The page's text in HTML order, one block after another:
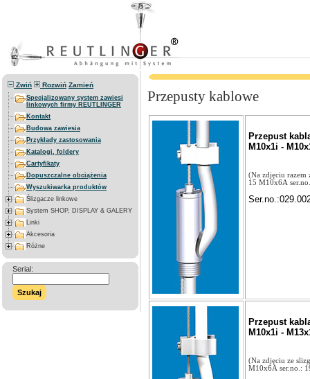
Zwiń Rozwiń Zamień
Specjalizowany system zawiesi
linkowych firmy REUTLINGER
Kontakt
Budowa zawiesia
Przykłady zastosowania
Katalogi, foldery
Cartyfikaty
Dopuszczalne obciążenia
Wyszukiwarka produktów
Ślizgacze linkowe
System SHOP, DISPLAY & GALERY
Linki
Akcesoria
Różne
Serial:
Szukaj
Przepusty kablowe
Przepust
M10x1i -
(Na zdjęciu razem
15 M10x6A
Przepust
M10x1i -
(Na zdjęciu ze
M10x6A ser.no.: